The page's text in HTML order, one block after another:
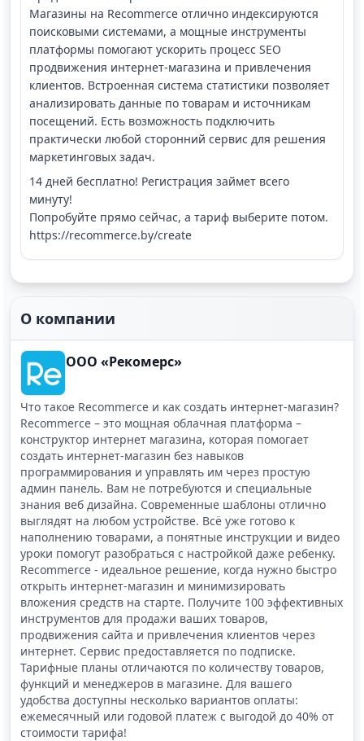
Магазины на Recommerce отлично индексируются
поисковыми системами, а мощные инструменты
платформы помогают ускорить процесс SEO
продвижения интернет-магазина и привлечения
клиентов. Встроенная система статистики позволяет
анализировать данные по товарам и источникам
посещений. Есть возможность подключить
практически любой сторонний сервис для решения
маркетинговых задач.
14 дней бесплатно! Регистрация займет всего
минуту!
Попробуйте прямо сейчас, а тариф выберите потом.
https://recommerce.by/create
О компании
ООО «Рекомерс»
Что такое Recommerce и как создать интернет-магазин?
Recommerce – это мощная облачная платформа –
конструктор интернет магазина, которая помогает
создать интернет-магазин без навыков
программирования и управлять им через простую
админ панель. Вам не потребуются и специальные
знания веб дизайна. Современные шаблоны отлично
выглядят на любом устройстве. Всё уже готово к
наполнению товарами, а понятные инструкции и видео
уроки помогут разобраться с настройкой даже ребенку.
Recommerce - идеальное решение, когда нужно быстро
открыть интернет-магазин и минимизировать
вложения средств на старте. Получите 100 эффективных
инструментов для продажи ваших товаров,
продвижения сайта и привлечения клиентов через
интернет. Сервис предоставляется по подписке.
Тарифные планы отличаются по количеству товаров,
функций и менеджеров в магазине. Для вашего
удобства доступны несколько вариантов оплаты:
ежемесячный или годовой платеж с выгодой до 40% от
стоимости тарифа!